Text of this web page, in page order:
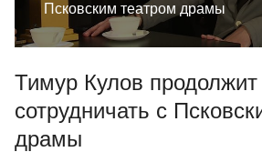
Псковским театром драмы
Тимур Кулов продолжит
сотрудничать с
драмы